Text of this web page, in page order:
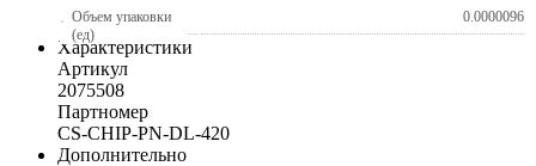
Объем упаковки
(ед)
0.0000096
Характеристики
Артикул
2075508
Партномер
CS-CHIP-PN-DL-420
Дополнительно